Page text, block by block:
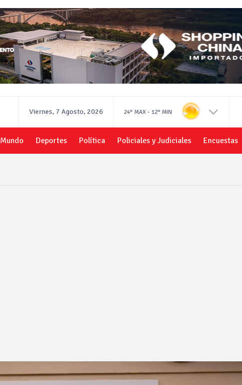
Viernes, 7 Agosto, 2026 24° MAX - 12° MIN
Mundo Deportes Política Policiales y Judiciales Encuestas